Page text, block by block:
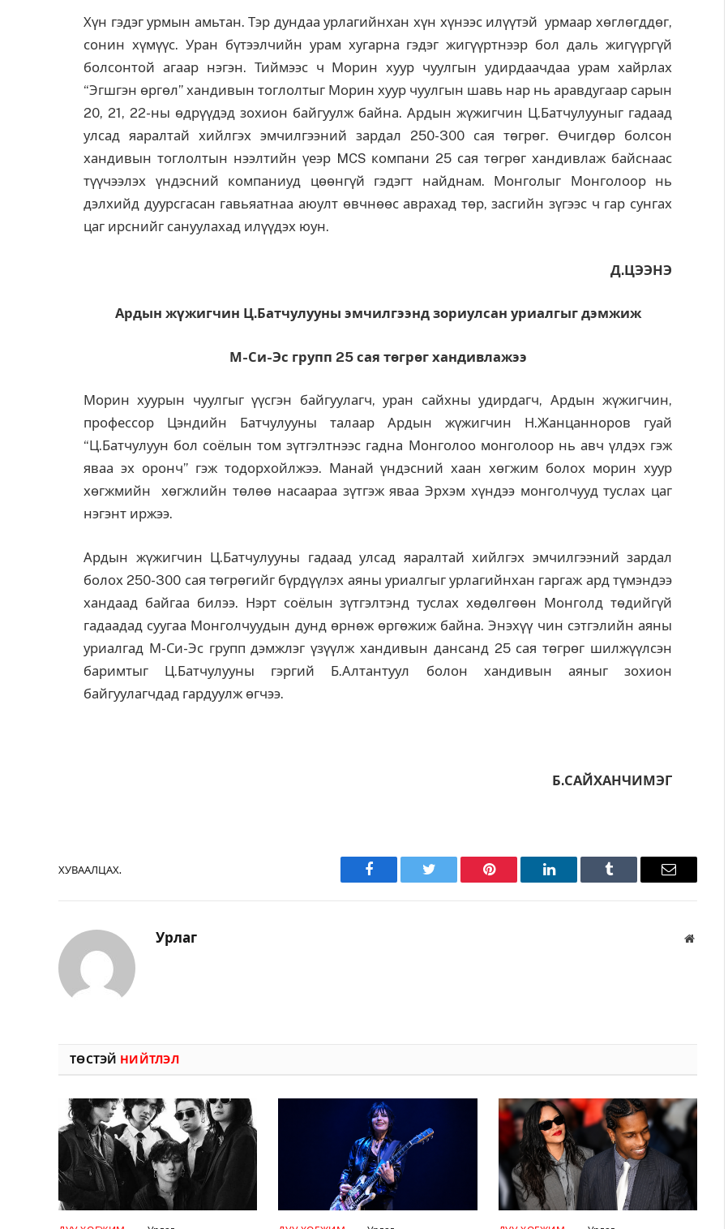
Хүн гэдэг урмын амьтан. Тэр дундаа урлагийнхан хүн хүнээс илүүтэй урмаар хөглөгддөг,
сонин хүмүүс. Уран бүтээлчийн урам хугарна гэдэг жигүүртнээр бол даль жигүүргүй
болсонтой агаар нэгэн. Тиймээс ч Морин хуур чуулгын удирдаачдаа урам хайрлах
“Эгшгэн өргөл” хандивын тоглолтыг Морин хуур чуулгын шавь нар нь аравдугаар сарын
20, 21, 22-ны өдрүүдэд зохион байгуулж байна. Ардын жүжигчин Ц.Батчулууныг гадаад
улсад яаралтай хийлгэх эмчилгээний зардал 250-300 сая төгрөг. Өчигдөр болсон
хандивын тоглолтын нээлтийн үеэр MCS компани 25 сая төгрөг хандивлаж байснаас
түүчээлэх үндэсний компаниуд цөөнгүй гэдэгт найднам. Монголыг Монголоор нь
дэлхийд дуурсгасан гавьяатнаа аюулт өвчнөөс аврахад төр, засгийн зүгээс ч гар сунгах
цаг ирснийг сануулахад илүүдэх юун.
Д.ЦЭЭНЭ
Ардын жүжигчин Ц.Батчулууны эмчилгээнд зориулсан уриалгыг дэмжиж
М-Си-Эс групп 25 сая төгрөг хандивлажээ
Морин хуурын чуулгыг үүсгэн байгуулагч, уран сайхны удирдагч, Ардын жүжигчин,
профессор Цэндийн Батчулууны талаар Ардын жүжигчин Н.Жанцанноров гуай
“Ц.Батчулуун бол соёлын том зүтгэлтнээс гадна Монголоо монголоор нь авч үлдэх гэж
яваа эх оронч” гэж тодорхойлжээ. Манай үндэсний хаан хөгжим болох морин хуур
хөгжмийн хөгжлийн төлөө насаараа зүтгэж яваа Эрхэм хүндээ монголчууд туслах цаг
нэгэнт иржээ.
Ардын жүжигчин Ц.Батчулууны гадаад улсад яаралтай хийлгэх эмчилгээний зардал
болох 250-300 сая төгрөгийг бүрдүүлэх аяны уриалгыг урлагийнхан гаргаж ард түмэндээ
хандаад байгаа билээ. Нэрт соёлын зүтгэлтэнд туслах хөдөлгөөн Монголд төдийгүй
гадаадад суугаа Монголчуудын дунд өрнөж өргөжиж байна. Энэхүү чин сэтгэлийн аяны
уриалгад М-Си-Эс групп дэмжлэг үзүүлж хандивын дансанд 25 сая төгрөг шилжүүлсэн
баримтыг Ц.Батчулууны гэргий Б.Алтантуул болон хандивын аяныг зохион
байгуулагчдад гардуулж өгчээ.
Б.САЙХАНЧИМЭГ
ХУВААЛЦАХ.
Facebook Twitter Pinterest LinkedIn Tumblr Имэйл
Урлаг Вэбсайт
ТӨСТЭЙ НИЙТЛЭЛ